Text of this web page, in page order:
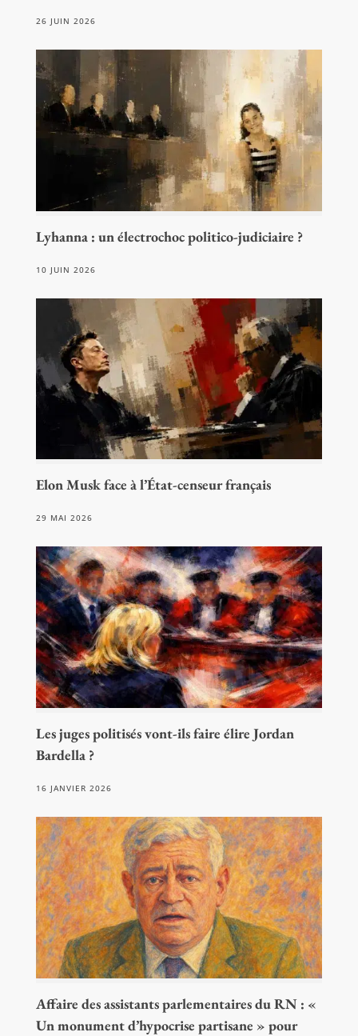
26 JUIN 2026
Lyhanna : un électrochoc politico-judiciaire ?
10 JUIN 2026
Elon Musk face à l’État-censeur français
29 MAI 2026
Les juges politisés vont-ils faire élire Jordan
Bardella ?
16 JANVIER 2026
Affaire des assistants parlementaires du RN : «
Un monument d’hypocrise partisane » pour